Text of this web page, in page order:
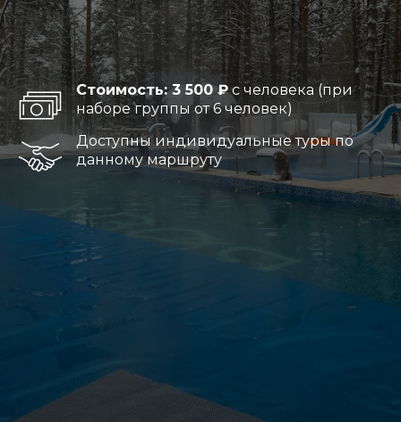
Стоимость: 3 500 ₽с человека (при
наборе группы от 6 человек)
Доступны индивидуальные туры по
данному маршруту